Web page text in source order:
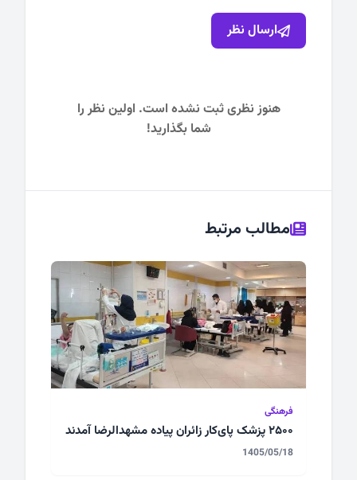
ارسال نظر
هنوز نظری ثبت نشده است. اولین نظر را
شما بگذارید!
مطالب مرتبط
فرهنگی
۲۵۰۰ پزشک پای‌کار زائران پیاده مشهدالرضا آمدند
1405/05/18